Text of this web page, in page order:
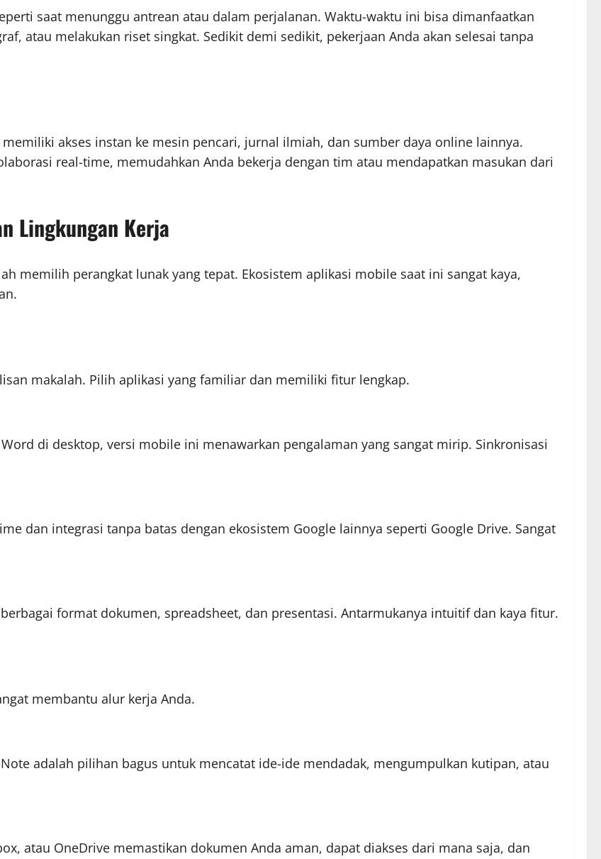
saat menunggu antrean atau dalam perjalanan. Waktu-waktu ini bisa dimanfaatkan
atau melakukan riset singkat. Sedikit demi sedikit, pekerjaan Anda akan selesai tanpa
akses instan ke mesin pencari, jurnal ilmiah, dan sumber daya online lainnya.
real-time, memudahkan Anda bekerja dengan tim atau mendapatkan masukan dari
Lingkungan Kerja
memilih perangkat lunak yang tepat. Ekosistem aplikasi mobile saat ini sangat kaya,
makalah. Pilih aplikasi yang familiar dan memiliki fitur lengkap.
di desktop, versi mobile ini menawarkan pengalaman yang sangat mirip. Sinkronisasi
dan integrasi tanpa batas dengan ekosistem Google lainnya seperti Google Drive. Sangat
format dokumen, spreadsheet, dan presentasi. Antarmukanya intuitif dan kaya fitur.
membantu alur kerja Anda.
adalah pilihan bagus untuk mencatat ide-ide mendadak, mengumpulkan kutipan, atau
atau OneDrive memastikan dokumen Anda aman, dapat diakses dari mana saja, dan